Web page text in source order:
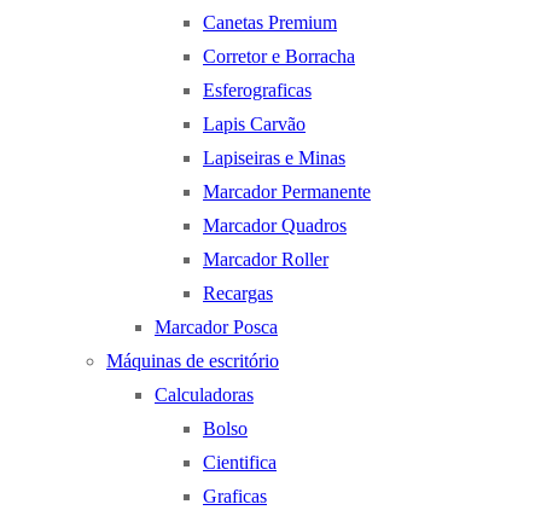
Canetas Premium
Corretor e Borracha
Esferograficas
Lapis Carvão
Lapiseiras e Minas
Marcador Permanente
Marcador Quadros
Marcador Roller
Recargas
Marcador Posca
Máquinas de escritório
Calculadoras
Bolso
Cientifica
Graficas